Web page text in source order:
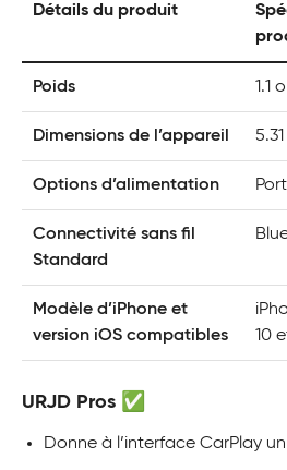
Détails du produit
Poids 1.1
Dimensions de l’appareil
Options d’alimentation
Connectivité sans fil
Standard
Modèle d’iPhone et
version iOS compatibles
10
URJD Pros ✅
Donne à l’interface CarPlay